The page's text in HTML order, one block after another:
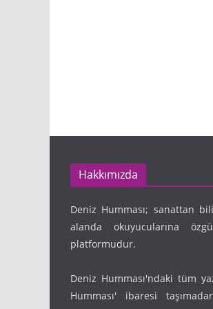
Hakkımızda
Deniz Humması; sanattan
alanda okuyucularına
platformudur.
Deniz Humması'ndaki tüm
Humması' ibaresi